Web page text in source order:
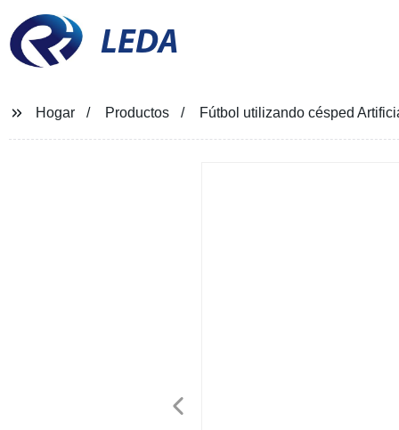
LEDA
Hogar Productos Fútbol utilizando césped